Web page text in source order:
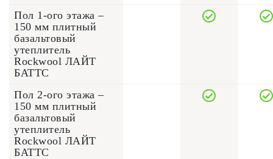
Пол 1-ого этажа –
150 мм плитный
базальтовый
утеплитель
Rockwool ЛАЙТ
БАТТС
Пол 2-ого этажа –
150 мм плитный
базальтовый
утеплитель
Rockwool ЛАЙТ
БАТТС